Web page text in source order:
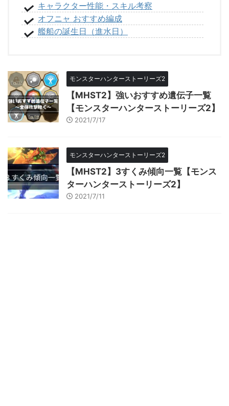
キャラクター性能・スキル考察
オフニャ おすすめ編成
艦船の誕生日（進水日）
モンスターハンターストーリーズ2
【MHST2】強いおすすめ遺伝子一覧
【モンスターハンターストーリーズ2】
2021/7/17
モンスターハンターストーリーズ2
【MHST2】3すくみ傾向一覧【モンス
ターハンターストーリーズ2】
2021/7/11